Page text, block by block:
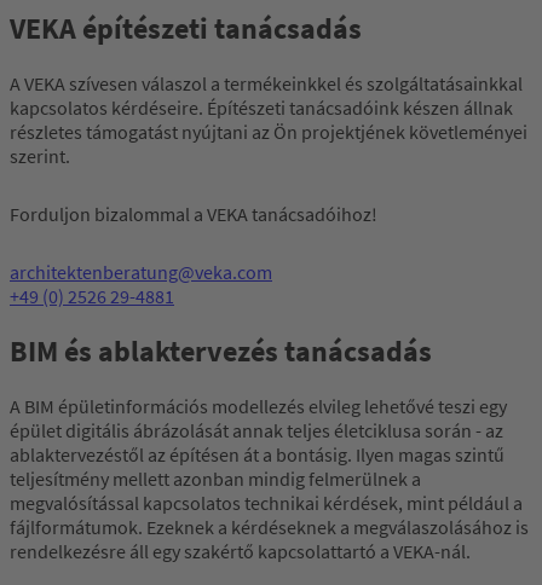
VEKA építészeti tanácsadás
A VEKA szívesen válaszol a termékeinkkel és szolgáltatásainkkal
kapcsolatos kérdéseire. Építészeti tanácsadóink készen állnak
részletes támogatást nyújtani az Ön projektjének követleményei
szerint.
Forduljon bizalommal a VEKA tanácsadóihoz!
architektenberatung@veka.com
+49 (0) 2526 29-4881
BIM és ablaktervezés tanácsadás
A BIM épületinformációs modellezés elvileg lehetővé teszi egy
épület digitális ábrázolását annak teljes életciklusa során - az
ablaktervezéstől az építésen át a bontásig. Ilyen magas szintű
teljesítmény mellett azonban mindig felmerülnek a
megvalósítással kapcsolatos technikai kérdések, mint például a
fájlformátumok. Ezeknek a kérdéseknek a megválaszolásához is
rendelkezésre áll egy szakértő kapcsolattartó a VEKA-nál.